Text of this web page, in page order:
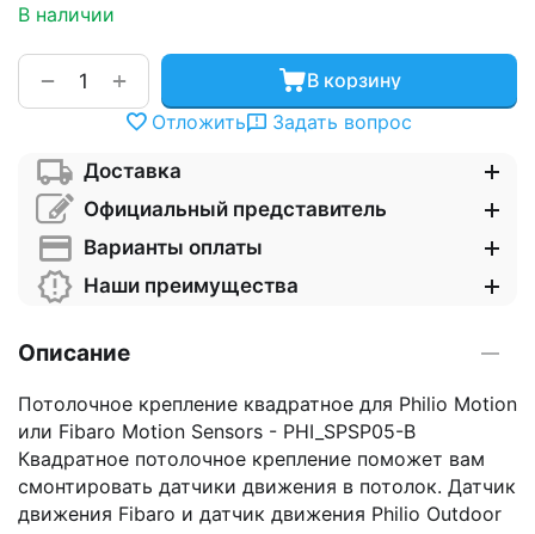
В наличии
+
−
В корзину
Отложить
Задать вопрос
Доставка
Официальный представитель
Варианты оплаты
Наши преимущества
Описание
Потолочное крепление квадратное для Philio Motion
или Fibaro Motion Sensors - PHI_SPSP05-B
Квадратное потолочное крепление поможет вам
смонтировать датчики движения в потолок. Датчик
движения Fibaro и датчик движения Philio Outdoor